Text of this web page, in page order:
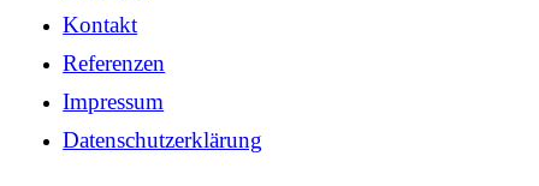
Kontakt
Referenzen
Impressum
Datenschutzerklärung